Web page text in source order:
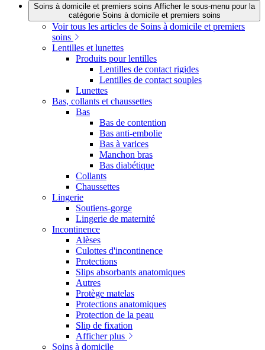
Soins à domicile et premiers soins Afficher le sous-menu pour la
catégorie Soins à domicile et premiers soins
Voir tous les articles de Soins à domicile et premiers
soins
Lentilles et lunettes
Produits pour lentilles
Lentilles de contact rigides
Lentilles de contact souples
Lunettes
Bas, collants et chaussettes
Bas
Bas de contention
Bas anti-embolie
Bas à varices
Manchon bras
Bas diabétique
Collants
Chaussettes
Lingerie
Soutiens-gorge
Lingerie de maternité
Incontinence
Alèses
Culottes d'incontinence
Protections
Slips absorbants anatomiques
Autres
Protège matelas
Protections anatomiques
Protection de la peau
Slip de fixation
Afficher plus
Soins à domicile